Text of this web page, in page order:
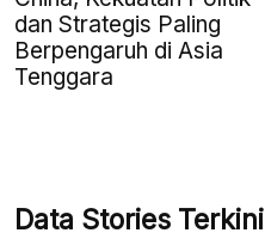
dan Strategis Paling
Berpengaruh di Asia
Tenggara
Data Stories Terkini